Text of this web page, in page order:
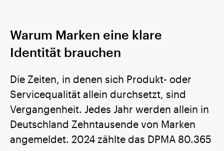
Warum Marken eine klare
Identität brauchen
Die Zeiten, in denen sich Produkt- oder
Servicequalität allein durchsetzt, sind
Vergangenheit. Jedes Jahr werden allein in
Deutschland Zehntausende von Marken
angemeldet. 2024 zählte das DPMA 80.365